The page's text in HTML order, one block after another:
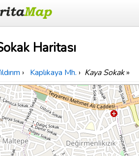
Haritası
› Kaplıkaya Mh. › Kaya Sokak»